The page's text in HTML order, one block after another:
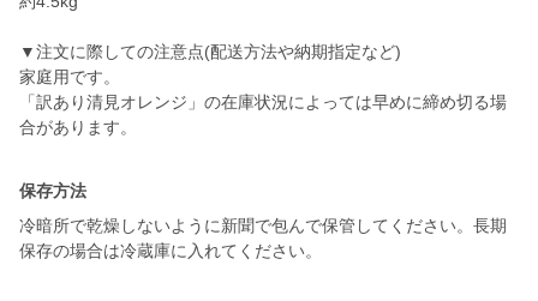
▼注文に際しての注意点(配送方法や納期指定など)
家庭用です。
「訳あり清見オレンジ」の在庫状況によっては早めに締め切る場
合があります。
保存方法
冷暗所で乾燥しないように新聞で包んで保管してください。長期
保存の場合は冷蔵庫に入れてください。